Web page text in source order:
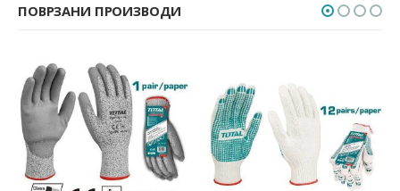
ПОВРЗАНИ ПРОИЗВОДИ